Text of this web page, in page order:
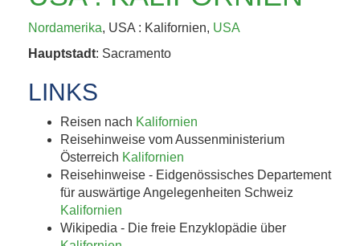
KAFFEEHAUSKULTUR,
K.U.K.-ERBE UND
TRÜFFEL 4. BIS 8....
Jetzt entdecken!
Nordamerika, USA : Kalifornien, USA
Hauptstadt: Sacramento
LINKS
Reisen nach Kalifornien
Reisehinweise vom Aussenministerium
Österreich Kalifornien
Reisehinweise - Eidgenössisches Departement
für auswärtige Angelegenheiten Schweiz
Kalifornien
Wikipedia - Die freie Enzyklopädie über